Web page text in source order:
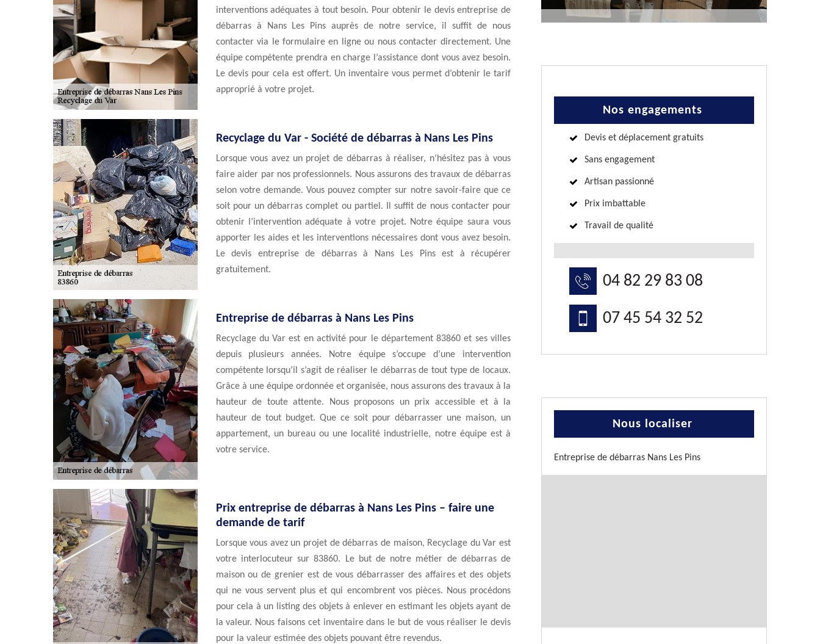
interventions adéquates à tout besoin. Pour obtenir le devis entreprise de
débarras à Nans Les Pins auprès de notre service, il suffit de nous
contacter via le formulaire en ligne ou nous contacter directement. Une
équipe compétente prendra en charge l’assistance dont vous avez besoin.
Le devis pour cela est offert. Un inventaire vous permet d’obtenir le tarif
approprié à votre projet.
Recyclage du Var - Société de débarras à Nans Les Pins
Lorsque vous avez un projet de débarras à réaliser, n’hésitez pas à vous
faire aider par nos professionnels. Nous assurons des travaux de débarras
selon votre demande. Vous pouvez compter sur notre savoir-faire que ce
soit pour un débarras complet ou partiel. Il suffit de nous contacter pour
obtenir l’intervention adéquate à votre projet. Notre équipe saura vous
apporter les aides et les interventions nécessaires dont vous avez besoin.
Le devis entreprise de débarras à Nans Les Pins est à récupérer
gratuitement.
Entreprise de débarras à Nans Les Pins
Recyclage du Var est en activité pour le département 83860 et ses villes
depuis plusieurs années. Notre équipe s’occupe d’une intervention
compétente lorsqu’il s’agit de réaliser le débarras de tout type de locaux.
Grâce à une équipe ordonnée et organisée, nous assurons des travaux à la
hauteur de toute attente. Nous proposons un prix accessible et à la
hauteur de tout budget. Que ce soit pour débarrasser une maison, un
appartement, un bureau ou une localité industrielle, notre équipe est à
votre service.
Prix entreprise de débarras à Nans Les Pins – faire une
demande de tarif
Lorsque vous avez un projet de débarras de maison, Recyclage du Var est
votre interlocuteur sur 83860. Le but de notre métier de débarras de
maison ou de grenier est de vous débarrasser des affaires et des objets
qui ne vous servent plus et qui encombrent vos pièces. Nous procédons
pour cela à un listing des objets à enlever en estimant les objets ayant de
la valeur. Nous faisons cet inventaire dans le but de vous réaliser le devis
pour la valeur estimée des objets pouvant être revendus.
Nos engagements
Devis et déplacement gratuits
Sans engagement
Artisan passionné
Prix imbattable
Travail de qualité
04 82 29 83 08
07 45 54 32 52
Nous localiser
Entreprise de débarras Nans Les Pins